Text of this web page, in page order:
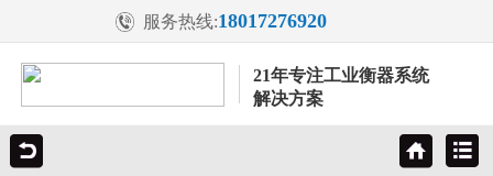
服务热线:18017276920
21年专注工业衡器系统
解决方案